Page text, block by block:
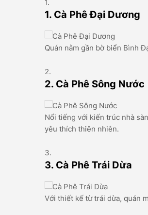
1. Cà Phê Đại Dương
Quán nằm gần bờ biển Bình
2. Cà Phê Sông Nước
Nổi tiếng với kiến trúc nhà
yêu thích thiên nhiên.
3. Cà Phê Trái Dừa
Với thiết kế từ trái dừa, quán